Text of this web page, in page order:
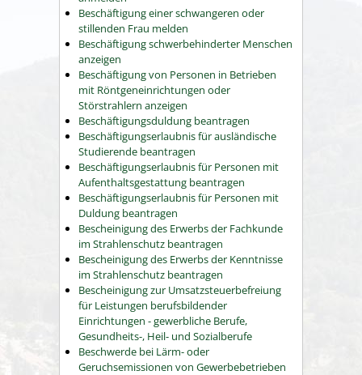
Beschäftigung einer schwangeren oder
stillenden Frau melden
Beschäftigung schwerbehinderter Menschen
anzeigen
Beschäftigung von Personen in Betrieben
mit Röntgeneinrichtungen oder
Störstrahlern anzeigen
Beschäftigungsduldung beantragen
Beschäftigungserlaubnis für ausländische
Studierende beantragen
Beschäftigungserlaubnis für Personen mit
Aufenthaltsgestattung beantragen
Beschäftigungserlaubnis für Personen mit
Duldung beantragen
Bescheinigung des Erwerbs der Fachkunde
im Strahlenschutz beantragen
Bescheinigung des Erwerbs der Kenntnisse
im Strahlenschutz beantragen
Bescheinigung zur Umsatzsteuerbefreiung
für Leistungen berufsbildender
Einrichtungen - gewerbliche Berufe,
Gesundheits-, Heil- und Sozialberufe
Beschwerde bei Lärm- oder
Geruchsemissionen von Gewerbebetrieben